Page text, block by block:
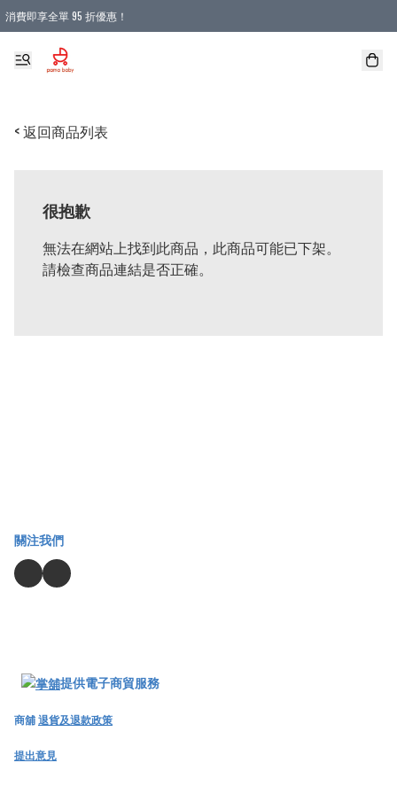
消費即享全單 95 折優惠！
購物滿 HKD 900.00即享免運費優惠！（適用於 本地送貨、本地取貨 )
< 返回商品列表
很抱歉
無法在網站上找到此商品，此商品可能已下架。
請檢查商品連結是否正確。
關注我們
提供電子商貿服務
商舖退貨及退款政策
提出意見